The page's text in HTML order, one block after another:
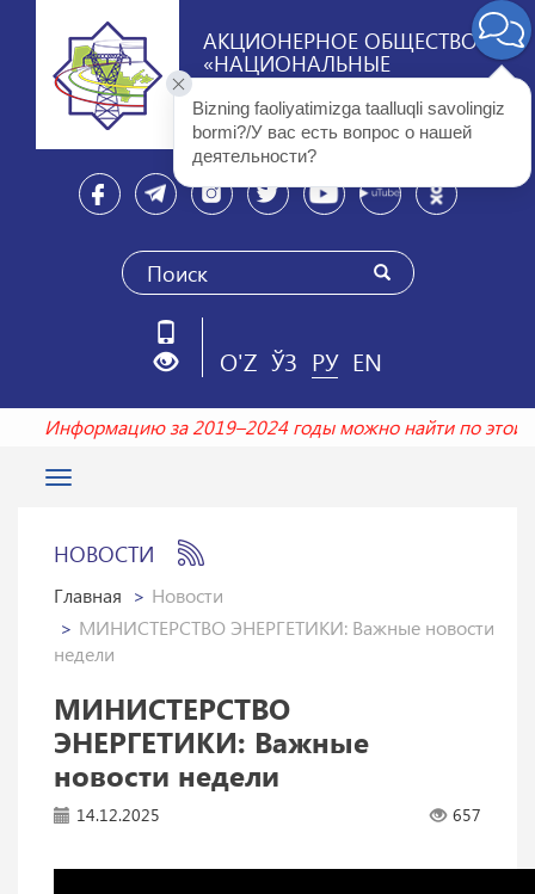
АКЦИОНЕРНОЕ ОБЩЕСТВО
«НАЦИОНАЛЬНЫЕ
ЭЛЕКТРИЧЕСКИЕ СЕТИ
УЗБЕКИСТАНА»
O'Z ЎЗ РУ EN
Информацию за 2019–2024 годы можно найти по
Toggle
НОВОСТИ
Главная
Новости
МИНИСТЕРСТВО ЭНЕРГЕТИКИ: Важные новости
недели
МИНИСТЕРСТВО
ЭНЕРГЕТИКИ: Важные
новости недели
14.12.2025 657
Bizning faoliyatimizga taalluqli savolingiz
bormi?/У вас есть вопрос о нашей
деятельности?